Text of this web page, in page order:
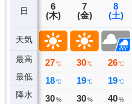
日
天気
最高
最低
降水
5
(水)
26 ℃
17 ℃
0 ミリ
6
(木)
27 ℃
18 ℃
30 %
7
(金)
30 ℃
19 ℃
30 %
8
(土)
26 ℃
19 ℃
40 %